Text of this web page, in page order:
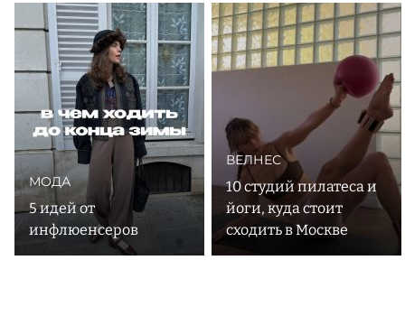
МОДА
5 идей от
инфлюенсеров
ВЕЛНЕС
10 студий пилатеса и
йоги, куда стоит
сходить в Москве